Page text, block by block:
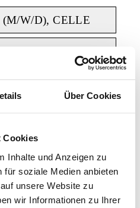
Über Cookies
Cookies
Inhalte und Anzeigen zu
für soziale Medien anbieten
unsere Website zu
wir Informationen zu Ihrer
W/D), CELLE
(M/W/D), CELLE
CELLE
UND
(M/W/D),